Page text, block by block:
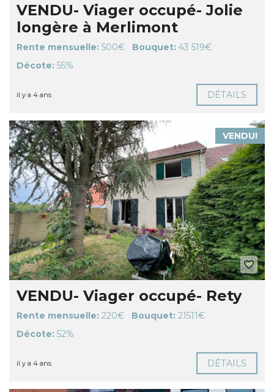
VENDU- Viager occupé- Jolie
longère à Merlimont
Rente mensuelle: 500€ Bouquet: 43 519€
Décote: 55%
il y a 4 ans DÉTAILS
VENDU!
VENDU- Viager occupé- Rety
Rente mensuelle: 220€ Bouquet: 21511€
Décote: 52%
il y a 4 ans DÉTAILS